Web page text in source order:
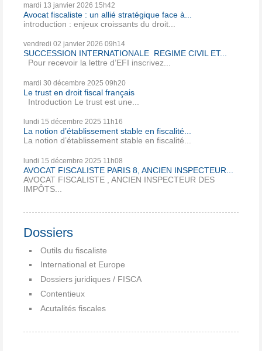
mardi 13 janvier 2026 15h42
Avocat fiscaliste : un allié stratégique face à...
introduction : enjeux croissants du droit...
vendredi 02 janvier 2026 09h14
SUCCESSION INTERNATIONALE REGIME CIVIL ET...
Pour recevoir la lettre d’EFI inscrivez...
mardi 30 décembre 2025 09h20
Le trust en droit fiscal français
Introduction Le trust est une...
lundi 15 décembre 2025 11h16
La notion d’établissement stable en fiscalité...
La notion d’établissement stable en fiscalité...
lundi 15 décembre 2025 11h08
AVOCAT FISCALISTE PARIS 8, ANCIEN INSPECTEUR...
AVOCAT FISCALISTE , ANCIEN INSPECTEUR DES
IMPÔTS...
Dossiers
Outils du fiscaliste
International et Europe
Dossiers juridiques / FISCA
Contentieux
Acutalités fiscales